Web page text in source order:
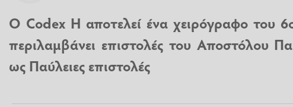
Ο Codex H αποτελεί ένα χειρόγραφο του
περιλαμβάνει επιστολές του Αποστόλου
ως Παύλειες επιστολές